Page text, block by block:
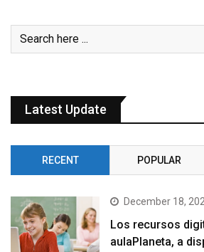
Latest Update
RECENT POPULAR
December 18,
Los recursos
aulaPlaneta, a